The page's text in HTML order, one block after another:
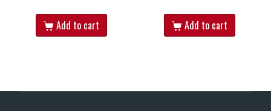
Add to cart Add to cart